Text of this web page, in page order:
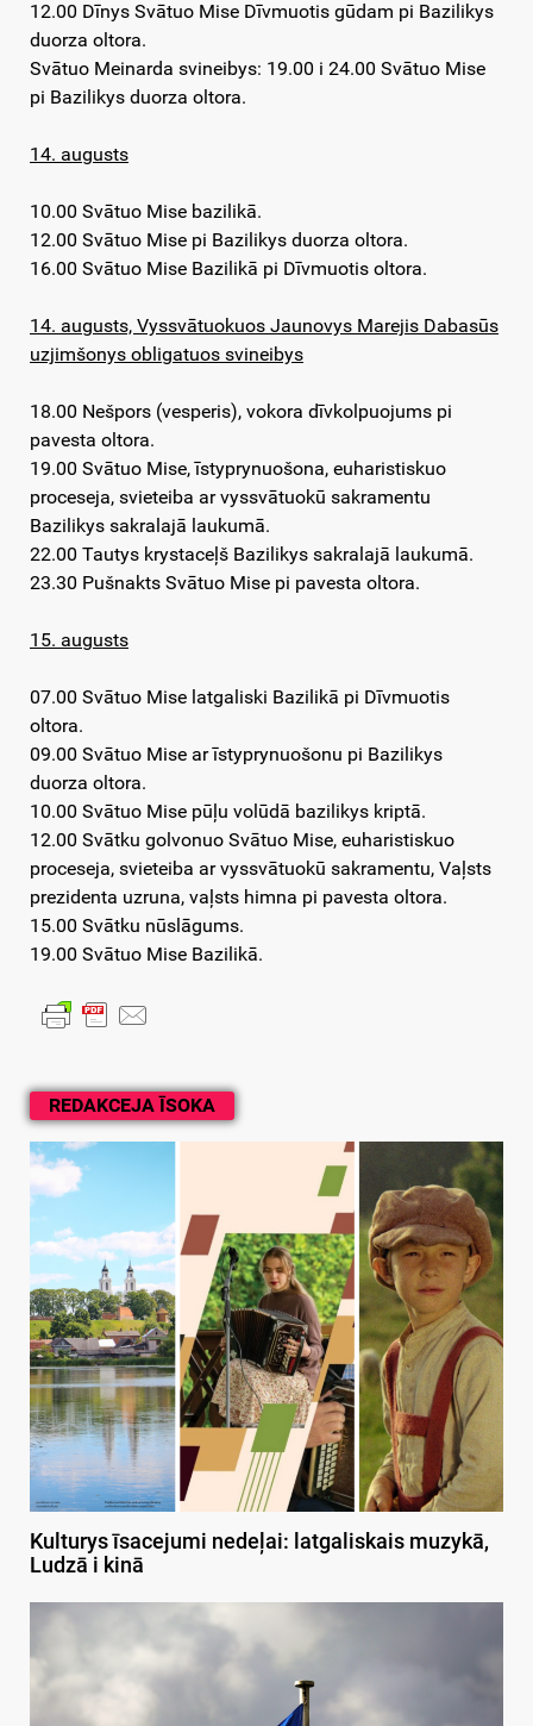
REDAKCEJA ĪSOKA
Kulturys īsacejumi nedeļai: latgaliskais muzykā,
Ludzā i kinā
12.00 Dīnys Svātuo Mise Dīvmuotis gūdam pi Bazilikys
duorza oltora.
Svātuo Meinarda svineibys: 19.00 i 24.00 Svātuo Mise
pi Bazilikys duorza oltora.
14. augusts
10.00 Svātuo Mise bazilikā.
12.00 Svātuo Mise pi Bazilikys duorza oltora.
16.00 Svātuo Mise Bazilikā pi Dīvmuotis oltora.
14. augusts, Vyssvātuokuos Jaunovys Marejis Dabasūs
uzjimšonys obligatuos svineibys
18.00 Nešpors (vesperis), vokora dīvkolpuojums pi
pavesta oltora.
19.00 Svātuo Mise, īstyprynuošona, euharistiskuo
proceseja, svieteiba ar vyssvātuokū sakramentu
Bazilikys sakralajā laukumā.
22.00 Tautys krystaceļš Bazilikys sakralajā laukumā.
23.30 Pušnakts Svātuo Mise pi pavesta oltora.
15. augusts
07.00 Svātuo Mise latgaliski Bazilikā pi Dīvmuotis
oltora.
09.00 Svātuo Mise ar īstyprynuošonu pi Bazilikys
duorza oltora.
10.00 Svātuo Mise pūļu volūdā bazilikys kriptā.
12.00 Svātku golvonuo Svātuo Mise, euharistiskuo
proceseja, svieteiba ar vyssvātuokū sakramentu, Vaļsts
prezidenta uzruna, vaļsts himna pi pavesta oltora.
15.00 Svātku nūslāgums.
19.00 Svātuo Mise Bazilikā.